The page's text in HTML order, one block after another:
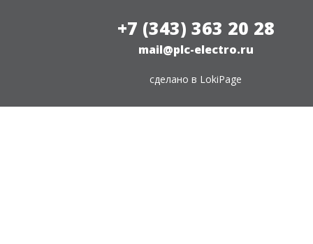
+7 (343) 363 20 28
mail@plc-electro.ru
сделано в LokiPage